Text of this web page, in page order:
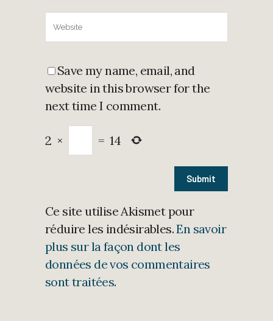
Save my name, email, and
website in this browser for the
next time I comment.
2 × = 14
Ce site utilise Akismet pour
réduire les indésirables.En savoir
plus sur la façon dont les
données de vos commentaires
sont traitées.